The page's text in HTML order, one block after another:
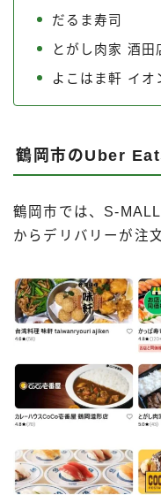
だるま寿司
とがし肉家 酒田
よこはま軒 イオ
鶴岡市のUber
鶴岡市では、S-
からデリバリーが注